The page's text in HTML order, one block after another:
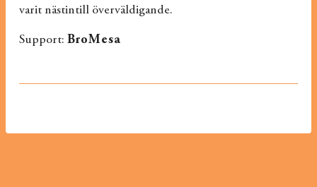
varit nästintill överväldigande.
Support: BroMesa